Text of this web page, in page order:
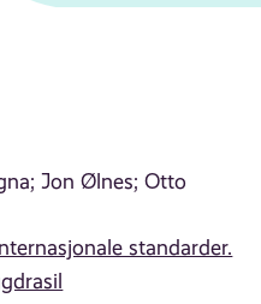
Jon Ølnes; Otto
standarder.